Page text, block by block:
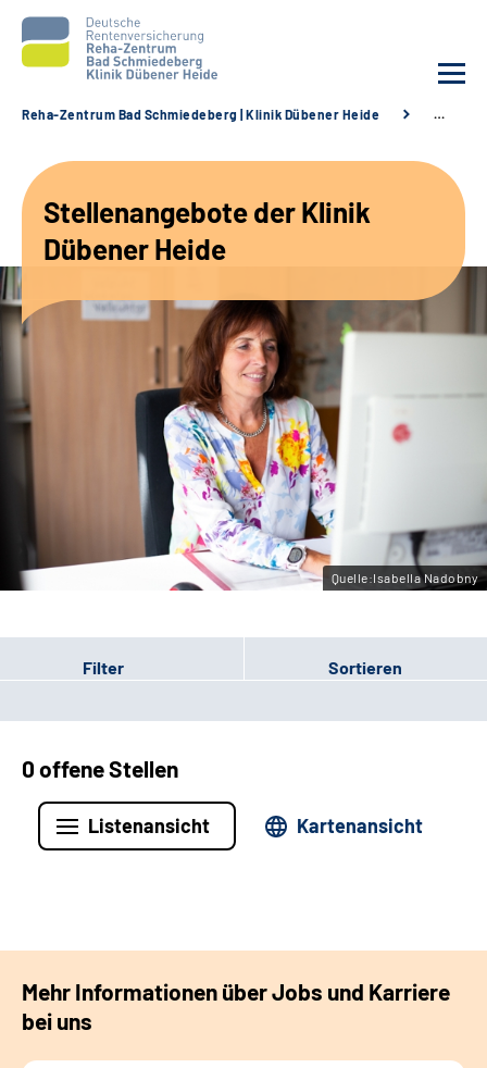
Unsere Angebote
Karriere
Sozialdienste & Zuweisende
Leichte Sprache
Gebärdensprache
Reha-Zentrum Bad Schmiedeberg | Klinik Dübener Heide …
Stellenangebote der Klinik
Dübener Heide
Quelle:Isabella Nadobny
Filter Sortieren
0 offene Stellen
Listenansicht Kartenansicht
Mehr Informationen über Jobs und Karriere
bei uns